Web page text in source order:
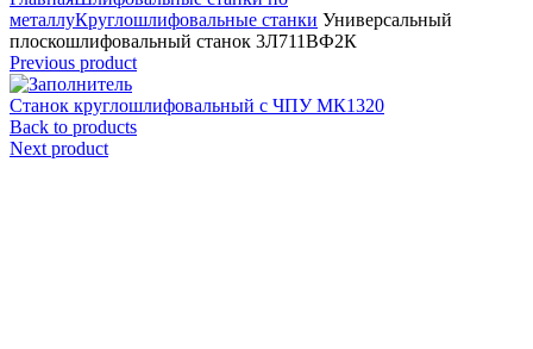
металлуКруглошлифовальные станки Универсальный
плоскошлифовальный станок 3Л711ВФ2К
Previous product
Станок круглошлифовальный с ЧПУ МК1320
Back to products
Next product